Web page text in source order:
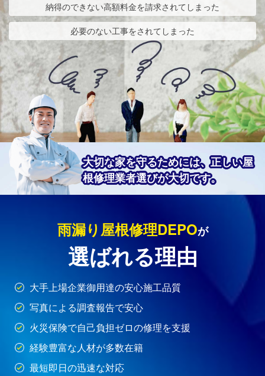
納得のできない高額料金を請求されてしまった
必要のない工事をされてしまった
大切な家を守るためには、正しい屋
根修理業者選びが大切です。
雨漏り屋根修理DEPOが
選ばれる理由
大手上場企業御用達の安心施工品質
写真による調査報告で安心
火災保険で自己負担ゼロの修理を支援
経験豊富な人材が多数在籍
最短即日の迅速な対応